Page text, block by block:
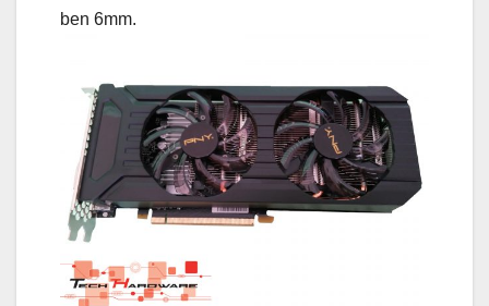
ben 6mm.